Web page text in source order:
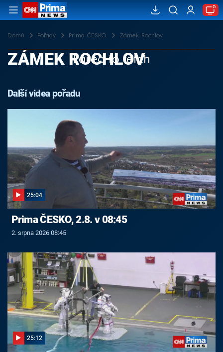
Domů Pořady Prima ČESKO Zámek Rochlov
Failed to fetch
ZÁMEK ROCHLOV
Další videa pořadu
25:04
Prima ČESKO, 2.8. v 08:45
2. srpna 2026 08:45
25:12